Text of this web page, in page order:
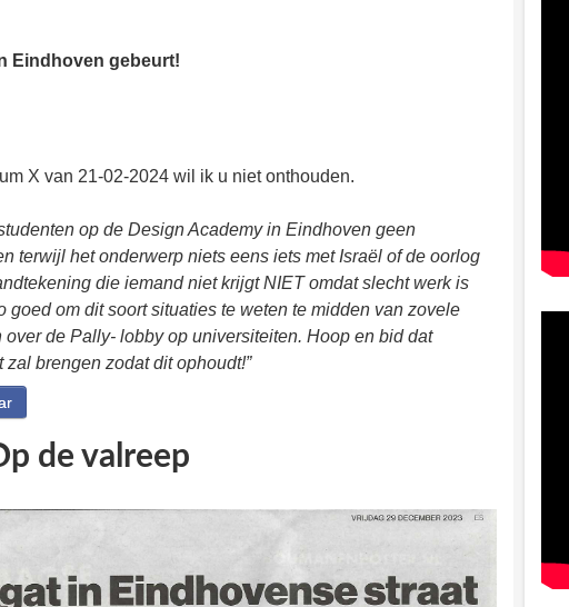
Eindhoven gebeurt!
X van 21-02-2024 wil ik u niet onthouden.
op de Design Academy in Eindhoven geen
terwijl het onderwerp niets eens iets met Israël of de oorlog
die iemand niet krijgt NIET omdat slecht werk is
om dit soort situaties te weten te midden van zovele
de Pally- lobby op universiteiten. Hoop en bid dat
brengen zodat dit ophoudt!”
de valreep